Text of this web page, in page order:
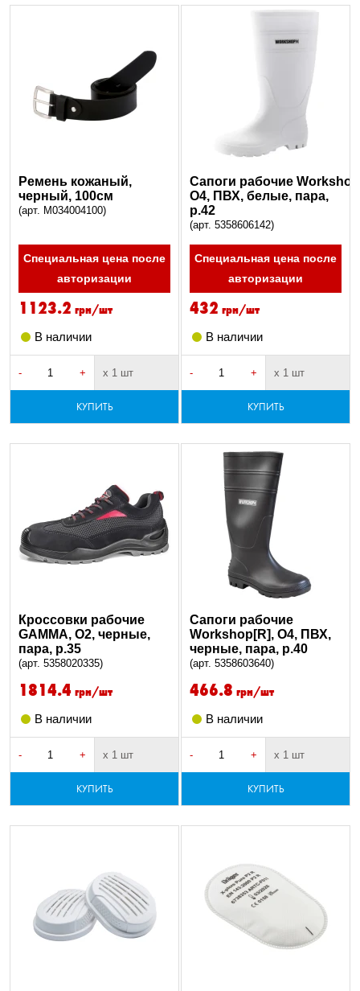
Ремень кожаный,
черный, 100см
(арт. M034004100)
Специальная цена после
авторизации
1123.2 грн/шт
В наличии
- + х 1 шт
КУПИТЬ
Сапоги рабочие
O4, ПВХ, белые, пара,
р.42
(арт. 5358606142)
Специальная цена после
авторизации
432 грн/шт
В наличии
- + х 1 шт
КУПИТЬ
Кроссовки рабочие
GAMMA, O2, черные,
пара, р.35
(арт. 5358020335)
1814.4 грн/шт
В наличии
- + х 1 шт
КУПИТЬ
Сапоги рабочие
Workshop[R], O4, ПВХ,
черные, пара, р.40
(арт. 5358603640)
466.8 грн/шт
В наличии
- + х 1 шт
КУПИТЬ